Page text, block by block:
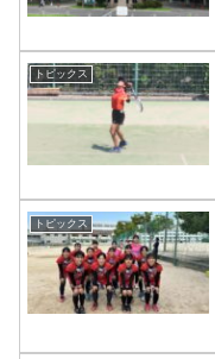
トピックス
トピックス